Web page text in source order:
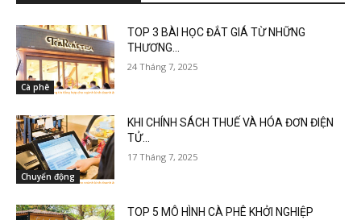
Cà phê
TOP 3 BÀI HỌC ĐẮT GIÁ TỪ NHỮNG
THƯƠNG...
24 Tháng 7, 2025
Chuyển động
KHI CHÍNH SÁCH THUẾ VÀ HÓA ĐƠN ĐIỆN
TỬ...
17 Tháng 7, 2025
TOP 5 MÔ HÌNH CÀ PHÊ KHỞI NGHIỆP